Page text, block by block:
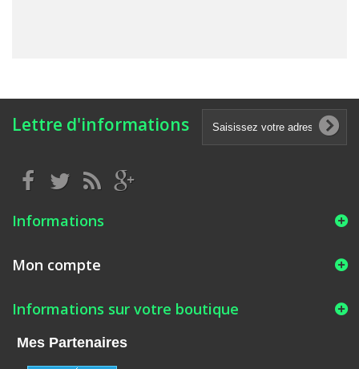
Lettre d'informations
Informations
Mon compte
Informations sur votre boutique
Mes Partenaires